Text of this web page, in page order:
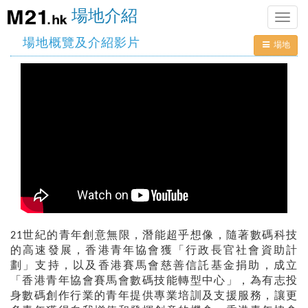
Toggle
場地介紹
場地概覽及介紹影片 場地
21世紀的青年創意無限，潛能超乎想像，隨著數碼科技
的高速發展，香港青年協會獲「行政長官社會資助計
劃」支持，以及香港賽馬會慈善信託基金捐助，成立
「香港青年協會賽馬會數碼技能轉型中心」，為有志投
身數碼創作行業的青年提供專業培訓及支援服務，讓更